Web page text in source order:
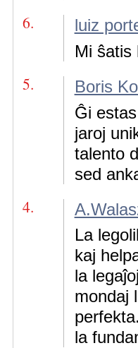
6.
luiz
Mi ŝatis
5.
Boris
Ĝi
jaroj
talento
sed
4.
La
kaj
la
mondaj
la